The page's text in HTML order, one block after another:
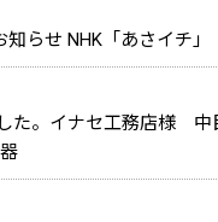
らせ NHK「あさイチ」
た。イナセ工務店様 中